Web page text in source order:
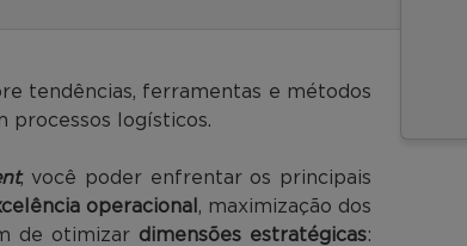
tendências, ferramentas e métodos
processos logísticos.
, você poder enfrentar os principais
operacional , maximização dos
de otimizar dimensões estratégicas: